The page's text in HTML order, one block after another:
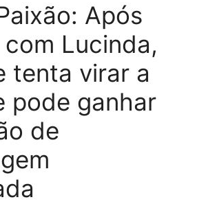
Após
Lucinda,
tenta virar a
pode ganhar
de